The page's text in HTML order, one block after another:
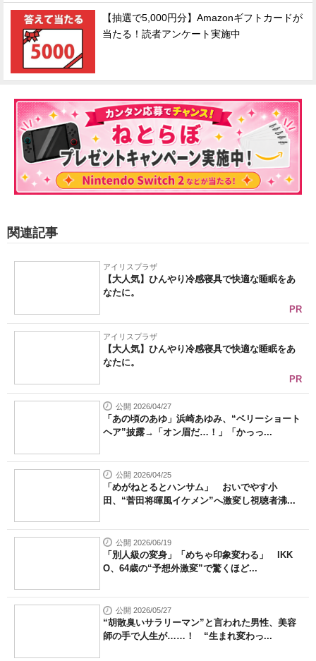
【抽選で5,000円分】Amazonギフトカードが
当たる！読者アンケート実施中
関連記事
アイリスプラザ
【大人気】ひんやり冷感寝具で快適な睡眠をあ
なたに。
PR
アイリスプラザ
【大人気】ひんやり冷感寝具で快適な睡眠をあ
なたに。
PR
公開 2026/04/27
「あの頃のあゆ」浜崎あゆみ、“ベリーショート
ヘア”披露→「オン眉だ…！」「かっっ...
公開 2026/04/25
「めがねとるとハンサム」 おいでやす小
田、“菅田将暉風イケメン”へ激変し視聴者沸...
公開 2026/06/19
「別人級の変身」「めちゃ印象変わる」 IKK
O、64歳の“予想外激変”で驚くほど...
公開 2026/05/27
“胡散臭いサラリーマン”と言われた男性、美容
師の手で人生が……！ “生まれ変わっ...